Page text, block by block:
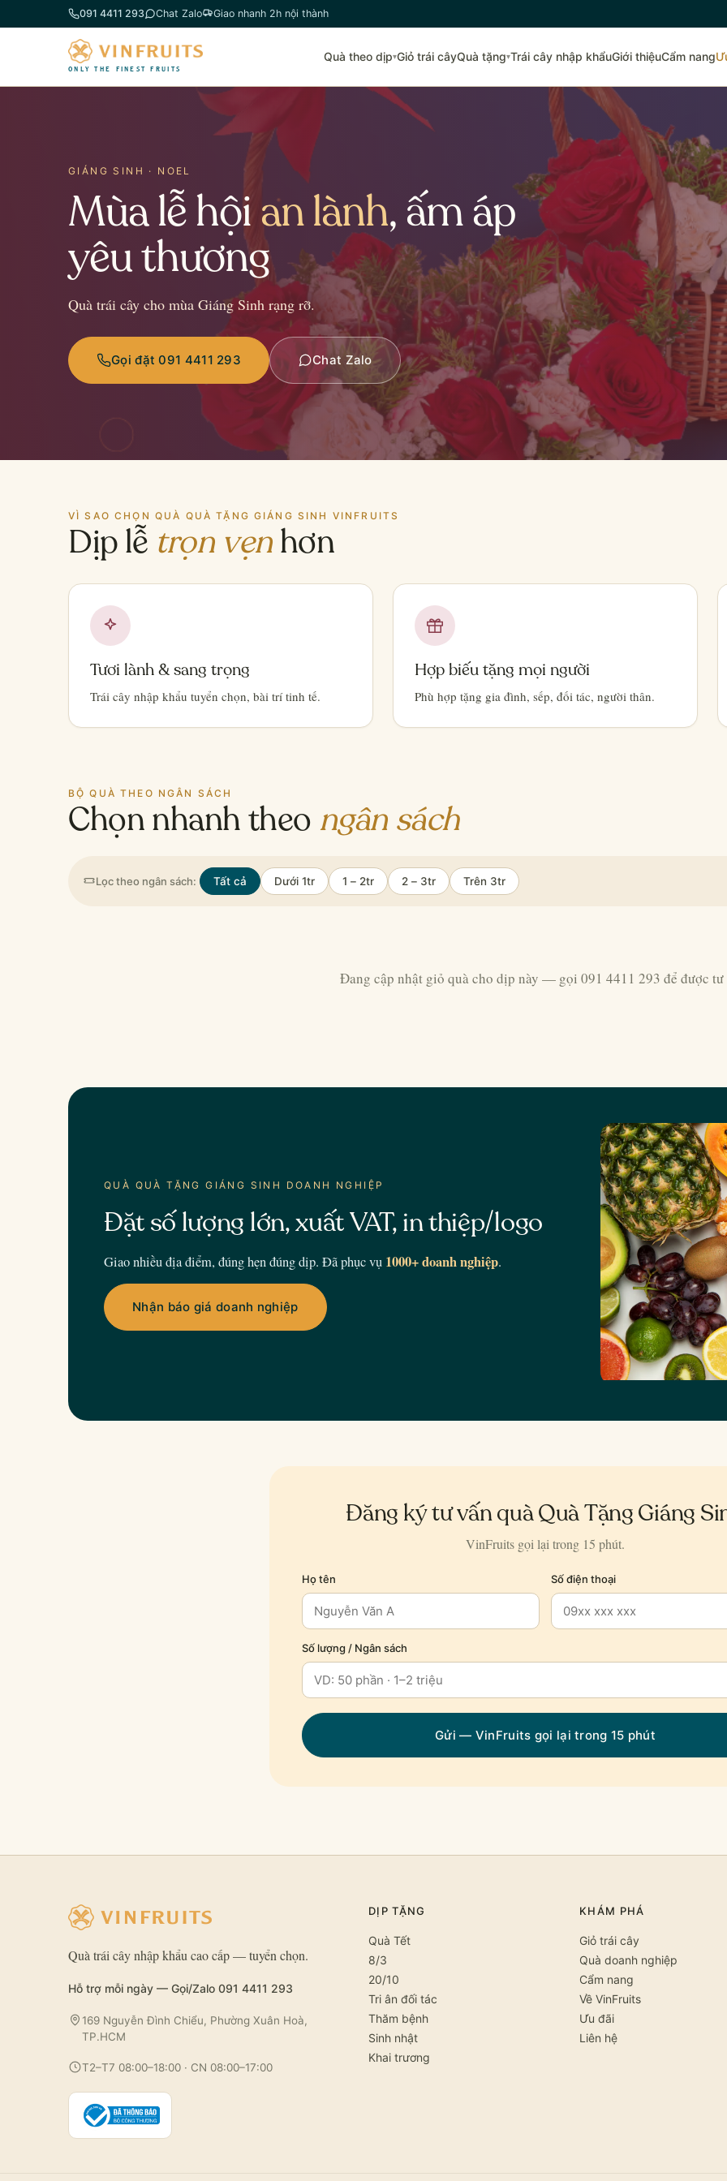
đến
dung
091 4411 293 Chat Zalo Giao nhanh 2h nội thành
ONLY THE FINEST FRUITS
Quà theo dịp▾Giỏ trái câyQuà tặng▾Trái cây nhập khẩuGiới thiệuCẩm nang
GIÁNG SINH · NOEL
Mùa lễ hộian lành, ấm áp
yêu thương
Quà trái cây cho mùa Giáng Sinh rạng rỡ.
Gọi đặt 091 4411 293 Chat Zalo
VÌ SAO CHỌN QUÀ QUÀ TẶNG GIÁNG SINH VINFRUITS
Dịp lễ trọn vẹnhơn
Tươi lành & sang trọng
Trái cây nhập khẩu tuyển chọn, bài trí tinh tế.
Hợp biếu tặng mọi người
Phù hợp tặng gia đình, sếp, đối tác, người thân.
BỘ QUÀ THEO NGÂN SÁCH
Chọn nhanh theongân sách
Lọc theo ngân sách: Tất cả Dưới 1tr 1 – 2tr 2 – 3tr Trên 3tr
Đang cập nhật giỏ quà cho dịp này — gọi 091 4411 293 để được tư
QUÀ QUÀ TẶNG GIÁNG SINH DOANH NGHIỆP
Đặt số lượng lớn, xuất VAT, in thiệp/logo
Giao nhiều địa điểm, đúng hẹn đúng dịp. Đã phục vụ 1000+ doanh nghiệp.
Nhận báo giá doanh nghiệp
Đăng ký tư vấn quà Quà Tặng Giáng
VinFruits gọi lại trong 15 phút.
Họ tên Số điện thoại
Số lượng / Ngân sách
Gửi — VinFruits gọi lại trong 15 phút
Quà trái cây nhập khẩu cao cấp — tuyển chọn.
Hỗ trợ mỗi ngày — Gọi/Zalo 091 4411 293
169 Nguyễn Đình Chiểu, Phường Xuân Hoà,
TP.HCM
T2–T7 08:00–18:00 · CN 08:00–17:00
DỊP TẶNG
Quà Tết
8/3
20/10
Tri ân đối tác
Thăm bệnh
Sinh nhật
Khai trương
KHÁM PHÁ
Giỏ trái cây
Quà doanh nghiệp
Cẩm nang
Về VinFruits
Ưu đãi
Liên hệ